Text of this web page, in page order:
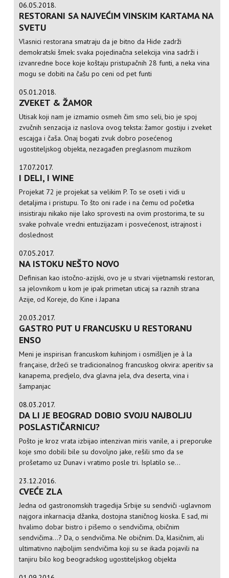
06.05.2018.
RESTORANI SA NAJVEĆIM VINSKIM KARTAMA NA
SVETU
Vlasnici restorana smatraju da je bitno da Hide zadrži
demokratski šmek: svaka pojedinačna selekcija vina sadrži i
izvanredne boce koje koštaju pristupačnih 28 funti, a neka vina
mogu se dobiti na čašu po ceni od pet funti
05.01.2018.
ZVEKET & ŽAMOR
Utisak koji nam je izmamio osmeh čim smo seli, bio je spoj
zvučnih senzacija iz naslova ovog teksta: žamor gostiju i zveket
escajga i čaša. Onaj bogati zvuk dobro posećenog
ugostiteljskog objekta, nezagađen preglasnom muzikom
17.07.2017.
I DELI, I WINE
Projekat 72 je projekat sa velikim P. To se oseti i vidi u
detaljima i pristupu. To što oni rade i na čemu od početka
insistiraju nikako nije lako sprovesti na ovim prostorima, te su
svake pohvale vredni entuzijazam i posvećenost, istrajnost i
doslednost
07.05.2017.
NA ISTOKU NEŠTO NOVO
Definisan kao istočno-azijski, ovo je u stvari vijetnamski restoran,
sa jelovnikom u kom je ipak primetan uticaj sa raznih strana
Azije, od Koreje, do Kine i Japana
20.03.2017.
GASTRO PUT U FRANCUSKU U RESTORANU
ENSO
Meni je inspirisan francuskom kuhinjom i osmišljen je à la
française, držeći se tradicionalnog francuskog okvira: aperitiv sa
kanapema, predjelo, dva glavna jela, dva deserta, vina i
šampanjac
08.03.2017.
DA LI JE BEOGRAD DOBIO SVOJU NAJBOLJU
POSLASTIČARNICU?
Pošto je kroz vrata izbijao intenzivan miris vanile, a i preporuke
koje smo dobili bile su dovoljno jake, rešili smo da se
prošetamo uz Dunav i vratimo posle tri. Isplatilo se...
23.12.2016.
CVEĆE ZLA
Jedna od gastronomskih tragedija Srbije su sendviči -uglavnom
najgora inkarnacija džanka, dostojna staničnog kioska. E sad, mi
hvalimo dobar bistro i pišemo o sendvičima, običnim
sendvičima...? Da, o sendvičima. Ne običnim. Da, klasičnim, ali
ultimativno najboljim sendvičima koji su se ikada pojavili na
tanjiru bilo kog beogradskog ugostiteljskog objekta